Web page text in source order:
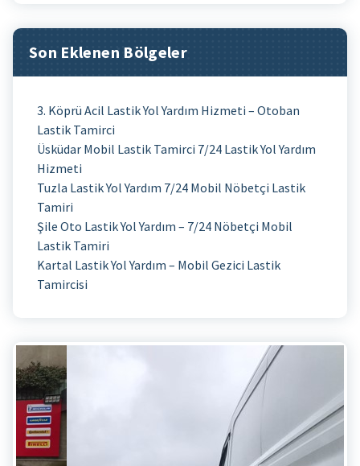
Son Eklenen Bölgeler
3. Köprü Acil Lastik Yol Yardım Hizmeti – Otoban
Lastik Tamirci
Üsküdar Mobil Lastik Tamirci 7/24 Lastik Yol Yardım
Hizmeti
Tuzla Lastik Yol Yardım 7/24 Mobil Nöbetçi Lastik
Tamiri
Şile Oto Lastik Yol Yardım – 7/24 Nöbetçi Mobil
Lastik Tamiri
Kartal Lastik Yol Yardım – Mobil Gezici Lastik
Tamircisi